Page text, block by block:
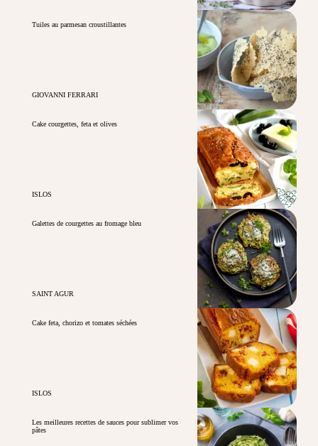
Tuiles au parmesan croustillantes
GIOVANNI FERRARI
Cake courgettes, feta et olives
ISLOS
Galettes de courgettes au fromage bleu
SAINT AGUR
Cake feta, chorizo et tomates séchées
ISLOS
Les meilleures recettes de sauces pour sublimer vos
pâtes